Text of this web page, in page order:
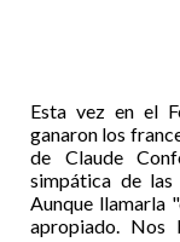
Esta vez en el
ganaron los
de Claude
simpática de las
Aunque llamarla
apropiado. Nos